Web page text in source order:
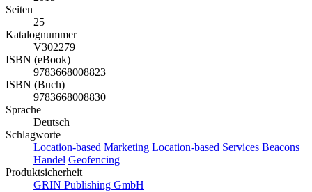
Seiten
25
Katalognummer
V302279
ISBN (eBook)
9783668008823
ISBN (Buch)
9783668008830
Sprache
Deutsch
Schlagworte
Location-based Marketing Location-based Services Beacons
Handel Geofencing
Produktsicherheit
GRIN Publishing GmbH